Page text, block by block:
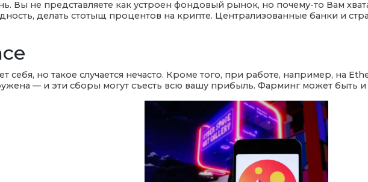
Вы не представляете как устроен фондовый рынок, но почему-то Вам
делать стотыщ процентов на крипте. Централизованные банки и
себя, но такое случается нечасто. Кроме того, при работе, например, на
— и эти сборы могут съесть всю вашу прибыль. Фарминг может быть